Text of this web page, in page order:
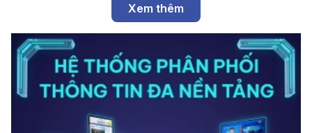
Xem thêm